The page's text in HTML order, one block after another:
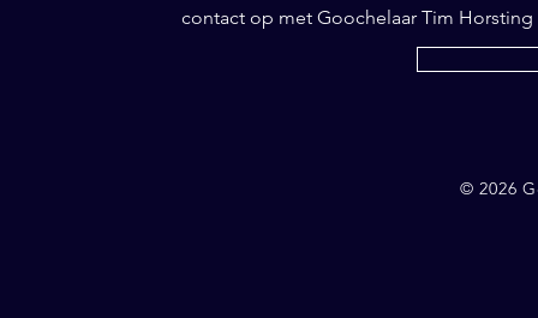
contact op met Goochelaar Tim Horsting
© 2026